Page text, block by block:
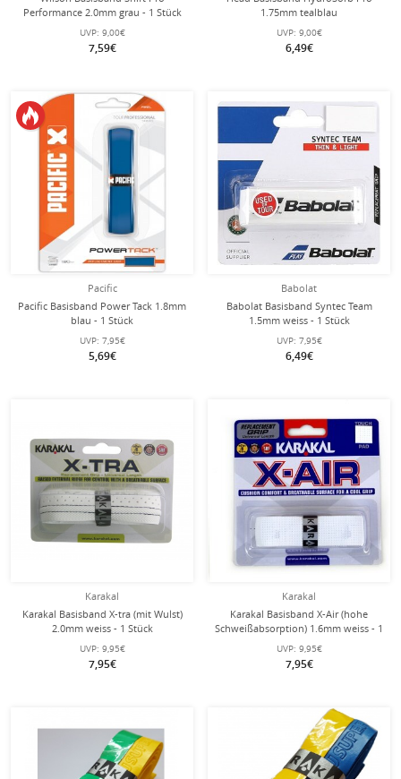
Performance 2.0mm grau - 1 Stück
UVP: 9,00€
7,59€
1.75mm tealblau
UVP: 9,00€
6,49€
Pacific
Pacific Basisband Power Tack 1.8mm
blau - 1 Stück
UVP: 7,95€
5,69€
Babolat
Babolat Basisband Syntec Team
1.5mm weiss - 1 Stück
UVP: 7,95€
6,49€
Karakal
Karakal Basisband X-tra (mit Wulst)
2.0mm weiss - 1 Stück
UVP: 9,95€
7,95€
Karakal
Karakal Basisband X-Air (hohe
Schweißabsorption) 1.6mm weiss - 1
Stück
UVP: 9,95€
7,95€